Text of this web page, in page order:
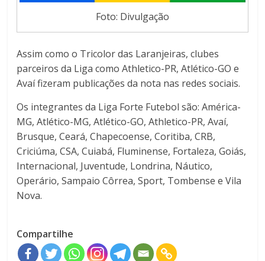
Foto: Divulgação
Assim como o Tricolor das Laranjeiras, clubes
parceiros da Liga como Athletico-PR, Atlético-GO e
Avaí fizeram publicações da nota nas redes sociais.
Os integrantes da Liga Forte Futebol são: América-
MG, Atlético-MG, Atlético-GO, Athletico-PR, Avaí,
Brusque, Ceará, Chapecoense, Coritiba, CRB,
Criciúma, CSA, Cuiabá, Fluminense, Fortaleza, Goiás,
Internacional, Juventude, Londrina, Náutico,
Operário, Sampaio Côrrea, Sport, Tombense e Vila
Nova.
Compartilhe